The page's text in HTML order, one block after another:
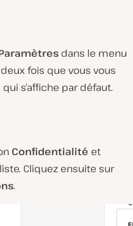
dans le menu
fois que vous vous
s’affiche par défaut.
Confidentialité et
Cliquez ensuite sur
.